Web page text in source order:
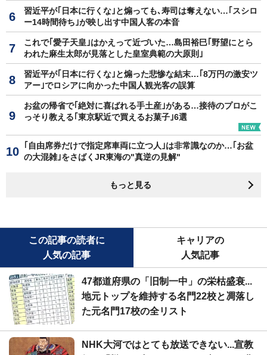
習近平が｢日本に行くな｣と煽っても､寿司は奪えない…｢スシロ
ー14時間待ち｣が映し出す中国人客の本音
これで｢愛子天皇｣はかえって近づいた…島田裕巳｢野望にとら
われた麻生太郎が見落とした皇室典範の大原則｣
習近平が｢日本に行くな｣と煽った悲惨な結末…｢8万円の激安ツ
アー｣でロシアに向かった中国人観光客の誤算
お盆の帰省で｢絶対に喜ばれる手土産｣がある…接待のプロがこ
っそり教える｢東京駅近で買えるお菓子｣6選
｢自由席券だけで指定席車両に立つ人｣は非常識なのか…｢お盆
の大混雑｣をさばくJR東海の"真逆の見解"
もっと見る
この記事の読者に
人気の記事
キャリアの
人気記事
47都道府県の「旧制一中」の栄枯盛衰...
地元トップを維持する名門22校と凋落し
た元名門17校の全リスト
NHK大河ではとても放送できない...宣教